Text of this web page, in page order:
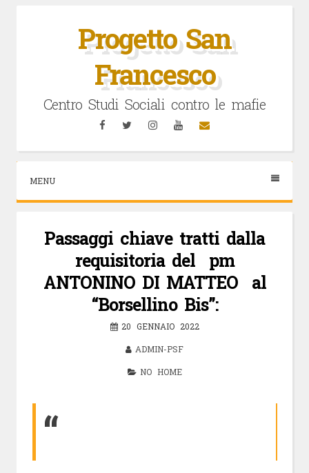
Progetto San
Francesco
Centro Studi Sociali contro le mafie
FacebookTwitterInstagramYouTubeEmail
MENU
Passaggi chiave tratti dalla
requisitoria del pm
ANTONINO DI MATTEO al
“Borsellino Bis”:
20 GENNAIO 2022
ADMIN-PSF
NO HOME